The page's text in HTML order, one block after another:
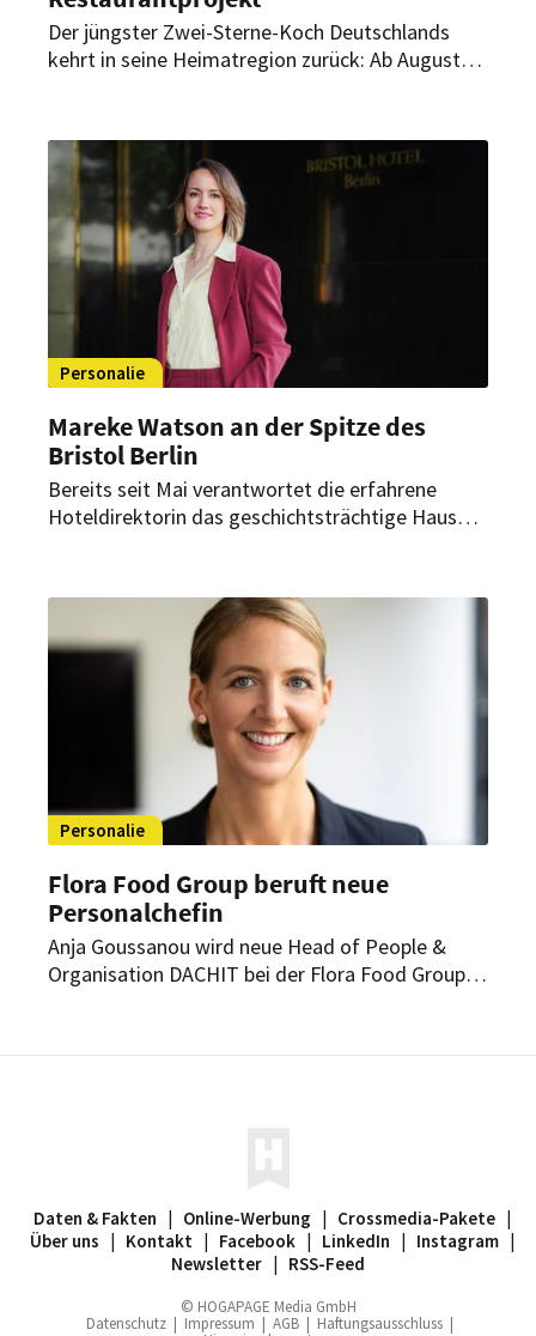
Der jüngster Zwei-Sterne-Koch Deutschlands
kehrt in seine Heimatregion zurück: Ab August
Restaurantprojekts im The Ritz-Carlton,
Wolfsburg.
Personalie
Mareke Watson an der Spitze des
Bristol Berlin
Bereits seit Mai verantwortet die erfahrene
Hoteldirektorin das geschichtsträchtige Haus
Collection.
Personalie
Flora Food Group beruft neue
Personalchefin
Anja Goussanou wird neue Head of People &
Organisation DACHIT bei der Flora Food Group.
Daten & Fakten | Online-Werbung | Crossmedia-Pakete |
Über uns | Kontakt | Facebook | LinkedIn | Instagram |
Newsletter | RSS-Feed
© HOGAPAGE Media GmbH
Datenschutz | Impressum | AGB | Haftungsausschluss |